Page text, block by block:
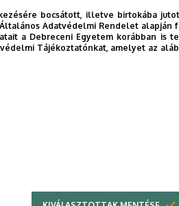
bocsátott, illetve birtokába
Adatvédelmi Rendelet
a Debreceni Egyetem korábban
Tájékoztatónkat, amelyet az